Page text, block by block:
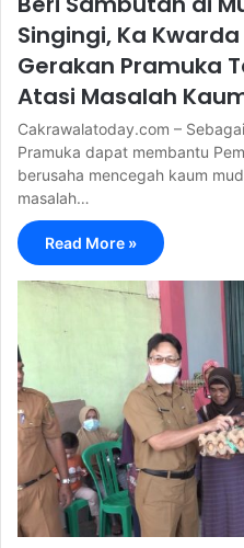
Singingi, Ka
Gerakan Pramuka
Atasi Masalah
Cakrawalatoday.com –
Pramuka dapat membantu
berusaha mencegah kaum
masalah…
Read More »